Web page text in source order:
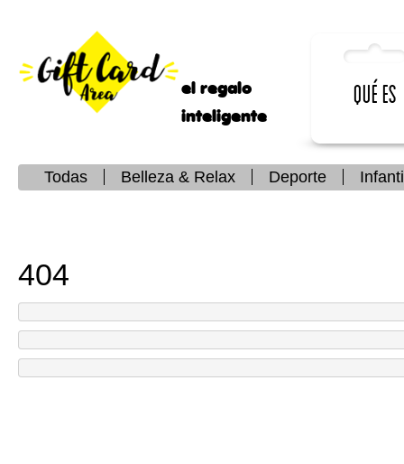
el regalo
inteligente
Qué es
Todas Belleza & Relax Deporte
404